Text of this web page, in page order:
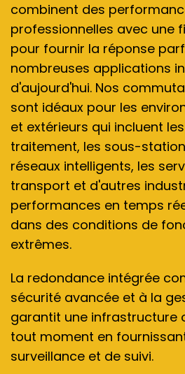
combinent des
professionnelles avec une
pour fournir la réponse
nombreuses applications
d'aujourd'hui. Nos
sont idéaux pour les
et extérieurs qui incluent
traitement, les sous-
réseaux intelligents, les
transport et d'autres
performances en temps
dans des conditions de
extrêmes.
La redondance intégrée
sécurité avancée et à la
garantit une infrastructure
tout moment en
surveillance et de suivi.